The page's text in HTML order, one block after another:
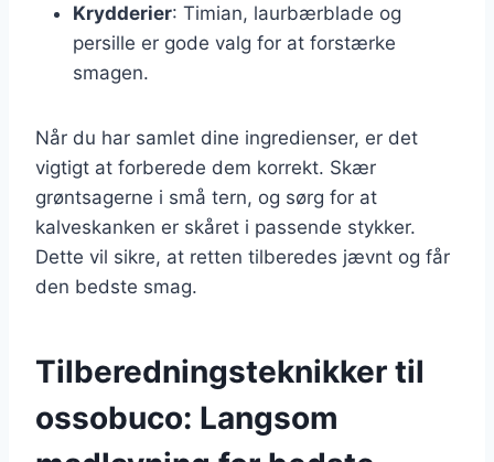
Krydderier: Timian, laurbærblade og
persille er gode valg for at forstærke
smagen.
Når du har samlet dine ingredienser, er det
vigtigt at forberede dem korrekt. Skær
grøntsagerne i små tern, og sørg for at
kalveskanken er skåret i passende stykker.
Dette vil sikre, at retten tilberedes jævnt og får
den bedste smag.
Tilberedningsteknikker til
ossobuco: Langsom